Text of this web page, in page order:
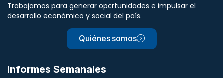
Trabajamos para generar oportunidades e impulsar el
desarrollo económico y social del país.
Quiénes somos
Informes Semanales